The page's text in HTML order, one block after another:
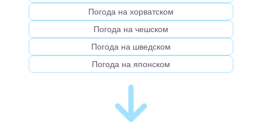
Погода на хорватском
Погода на чешском
Погода на шведском
Погода на японском